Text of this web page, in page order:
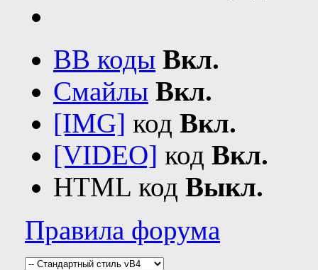
BB коды Вкл.
Смайлы Вкл.
[IMG] код Вкл.
[VIDEO] код Вкл.
HTML код Выкл.
Правила форума